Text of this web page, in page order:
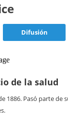
Difusión
de la salud
1886. Pasó parte de